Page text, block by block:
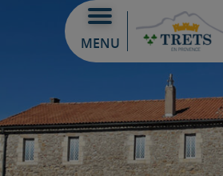
MENU